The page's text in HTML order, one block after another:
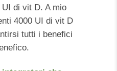
di vit D. A mio
4000 UI di vit D
tutti i benefici